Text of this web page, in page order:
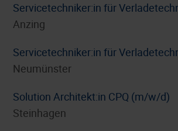
Servicetechniker:in für
Anzing
Servicetechniker:in für
Neumünster
Solution Architekt:in CPQ (m/w/d)
Steinhagen